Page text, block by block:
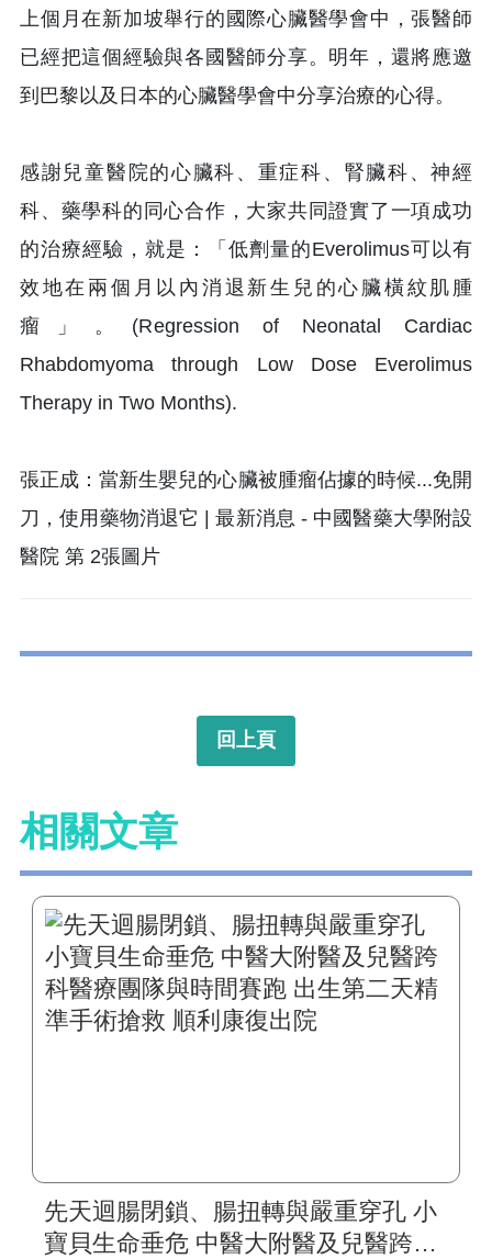
上個月在新加坡舉行的國際心臟醫學會中，張醫師
已經把這個經驗與各國醫師分享。明年，還將應邀
到巴黎以及日本的心臟醫學會中分享治療的心得。
感謝兒童醫院的心臟科、重症科、腎臟科、神經
科、藥學科的同心合作，大家共同證實了一項成功
的治療經驗，就是：「低劑量的Everolimus可以有
效地在兩個月以內消退新生兒的心臟橫紋肌腫
瘤」。(Regression of Neonatal Cardiac
Rhabdomyoma through Low Dose Everolimus
Therapy in Two Months).
回上頁
相關文章
先天迴腸閉鎖、腸扭轉與嚴重穿孔 小
寶貝生命垂危 中醫大附醫及兒醫跨科